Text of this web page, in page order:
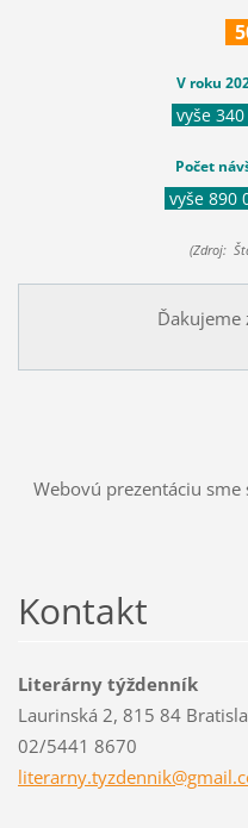
V roku
vyše
Počet
vyše 890
(Zdroj:
Ďakujeme
Webovú prezentáciu
Kontakt
Literárny týždenník
Laurinská 2, 815 84
02/5441 8670
literarny.tyzdennik@gmai